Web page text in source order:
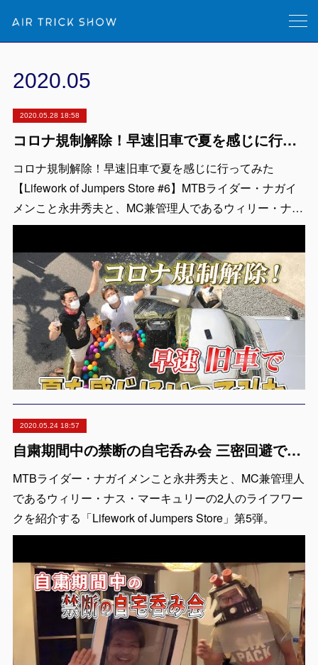
2020.05
2020.05.28 18:58
コロナ規制解除！早速旧車で夏を感じに行ってみた【Lifework of Jumpers Store #6】
コロナ規制解除！早速旧車で夏を感じに行ってみた
【Lifework of Jumpers Store #6】MTBライダー・ナガイ
メンこと永井秀夫と、MC兼管理人であるウィリー・ナ…
2020.05.24 18:57
自粛期間中の禁断の自宅呑み会 三密回避でやってみた【Lifework of Jumpers Store #5】
MTBライダー・ナガイメンこと永井秀夫と、MC兼管理人
であるウィリー・ナス・マーキュリーの2人のライフワー
クを紹介する「Lifework of Jumpers Store」第5弾。